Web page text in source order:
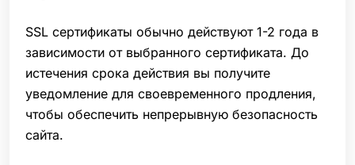
SSL сертификаты обычно действуют 1-2 года в
зависимости от выбранного сертификата. До
истечения срока действия вы получите
уведомление для своевременного продления,
чтобы обеспечить непрерывную безопасность
сайта.